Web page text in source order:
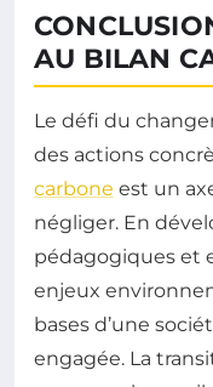
AU BILAN
Le défi du
des actions
carbone est un
négliger. En
pédagogiques et
enjeux
bases d’une
engagée. La